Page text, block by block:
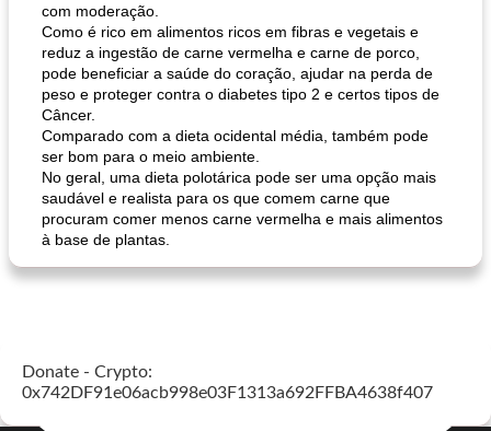
muffins de farelo de harriet sopa de lentilha líbia
com moderação.
Como é rico em alimentos ricos em fibras e vegetais e
reduz a ingestão de carne vermelha e carne de porco,
pode beneficiar a saúde do coração, ajudar na perda de
peso e proteger contra o diabetes tipo 2 e certos tipos de
Câncer.
Comparado com a dieta ocidental média, também pode
ser bom para o meio ambiente.
No geral, uma dieta polotárica pode ser uma opção mais
saudável e realista para os que comem carne que
procuram comer menos carne vermelha e mais alimentos
à base de plantas.
Donate - Crypto:
0x742DF91e06acb998e03F1313a692FFBA4638f407